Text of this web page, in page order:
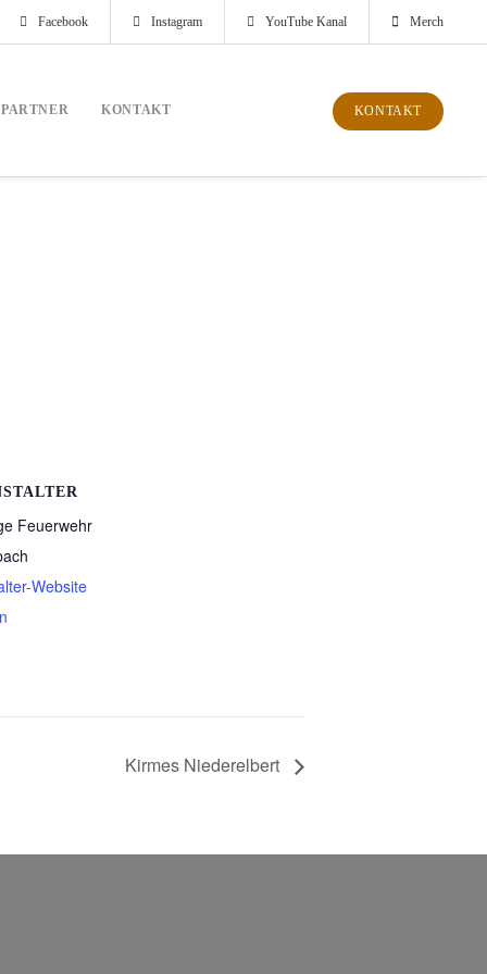
Merch
YouTube Kanal
Instagram
Facebook
PARTNER KONTAKT KONTAKT
Feuerwehr
Website
Kirmes Niederelbert